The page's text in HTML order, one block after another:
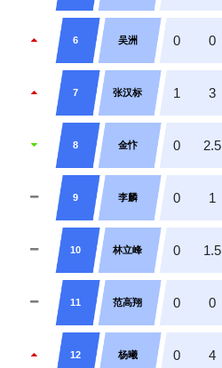
6 吴洲 0 0
7 张汉标 1 3
8 金忭 0 2.5
9 李麟 0 1
10 林立峰 0 1.5
11 范高翔 0 0
12 杨曦 0 4